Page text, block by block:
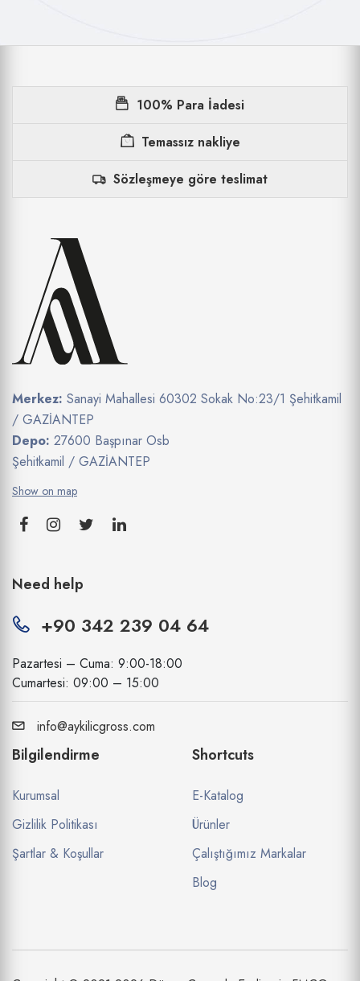
100% Para İadesi
Temassız nakliye
Sözleşmeye göre teslimat
Merkez: Sanayi Mahallesi 60302 Sokak No:23/1 Şehitkamil
/ GAZİANTEP
Depo: 27600 Başpınar Osb
Şehitkamil / GAZİANTEP
Show on map
Need help
+90 342 239 04 64
Pazartesi – Cuma: 9:00-18:00
Cumartesi: 09:00 – 15:00
info@aykilicgross.com
Bilgilendirme
Kurumsal
Gizlilik Politikası
Şartlar & Koşullar
Shortcuts
E-Katalog
Ürünler
Çalıştığımız Markalar
Blog